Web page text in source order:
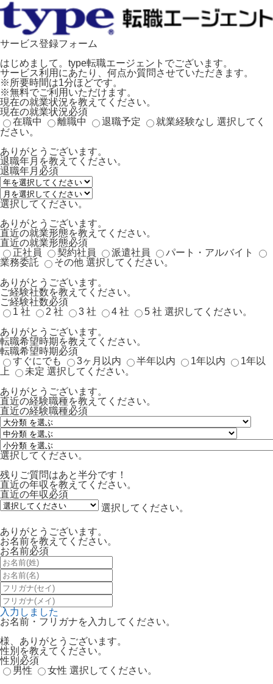
サービス登録フォーム
はじめまして。type転職エージェントでございます。
サービス利用にあたり、何点か質問させていただきます。
※所要時間は1分ほどです。
※無料でご利用いただけます。
現在の就業状況を教えてください。
現在の就業状況必須
在職中
離職中 退職予定 就業経験なし 選択してく
ださい。
ありがとうございます。
退職年月を教えてください。
退職年月 必須
選択してください。
ありがとうございます。
直近の就業形態を教えてください。
直近の就業形態必須
正社員
契約社員 派遣社員
パート・アルバイト
業務委託
その他 選択してください。
ありがとうございます。
ご経験社数を教えてください。
ご経験社数必須
1 社
2 社 3 社 4 社 5 社 選択してください。
ありがとうございます。
転職希望時期を教えてください。
転職希望時期必須
すぐにでも
3ヶ月以内 半年以内 1年以内
1年以
上
未定 選択してください。
ありがとうございます。
直近の経験職種を教えてください。
直近の経験職種必須
選択してください。
残りご質問はあと半分です！
直近の年収を教えてください。
直近の年収必須
選択してください。
ありがとうございます。
お名前を教えてください。
お名前必須
入力しました
お名前・フリガナを入力してください。
様、ありがとうございます。
性別を教えてください。
性別 必須
男性
女性 選択してください。